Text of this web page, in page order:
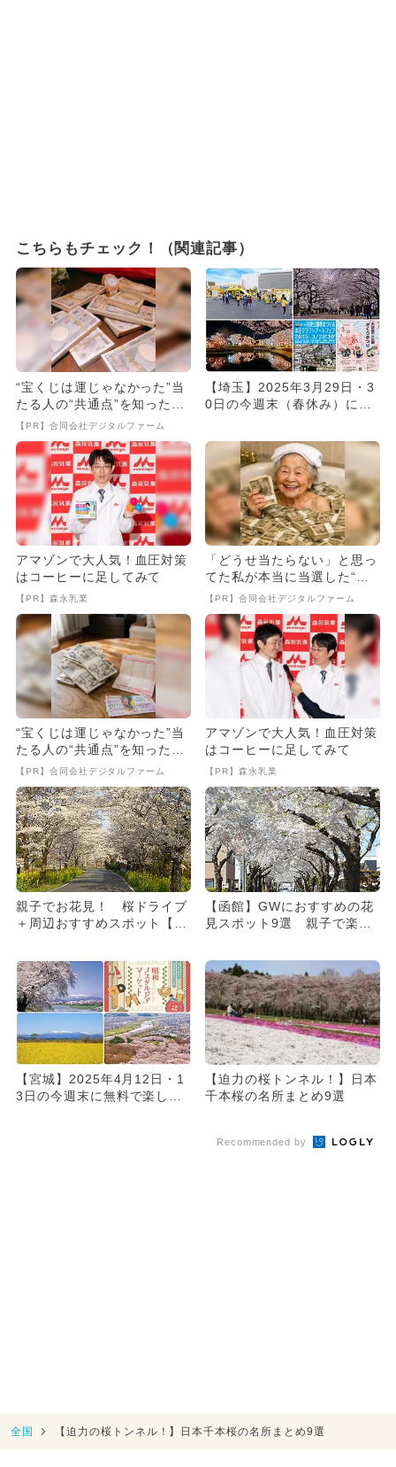
こちらもチェック！（関連記事）
“宝くじは運じゃなかった”当
たる人の“共通点”を知っただ
け
【PR】合同会社デジタルファーム
【埼玉】2025年3月29日・3
0日の今週末（春休み）に無
アマゾンで大人気！血圧対策
はコーヒーに足してみて
【PR】森永乳業
「どうせ当たらない」と思っ
てた私が本当に当選した“買
い方”がこれ
【PR】合同会社デジタルファーム
“宝くじは運じゃなかった”当
たる人の“共通点”を知っただ
け
【PR】合同会社デジタルファーム
アマゾンで大人気！血圧対策
はコーヒーに足してみて
【PR】森永乳業
親子でお花見！ 桜ドライブ
＋周辺おすすめスポット【関
【函館】GWにおすすめの花
見スポット9選 親子で楽し
【宮城】2025年4月12日・1
3日の今週末に無料で楽しめ
【迫力の桜トンネル！】日本
千本桜の名所まとめ9選
Recommended by
全国 【迫力の桜トンネル！】日本千本桜の名所まとめ9選